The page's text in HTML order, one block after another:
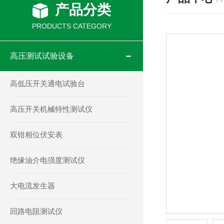
产品分类
PRODUCTS CATEGORY
高压测试试验设备
高低压开关通电试验台
高压开关机械特性测试仪
双钳相位伏安表
绝缘油介电强度测试仪
大电流发生器
回路电阻测试仪